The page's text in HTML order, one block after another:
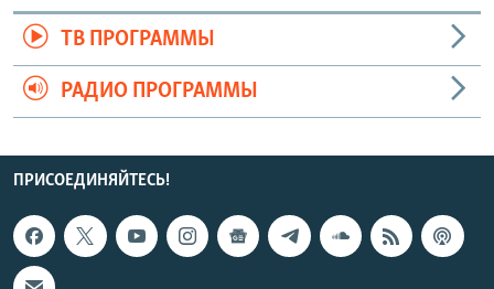
ТВ ПРОГРАММЫ
РАДИО ПРОГРАММЫ
ПРИСОЕДИНЯЙТЕСЬ!